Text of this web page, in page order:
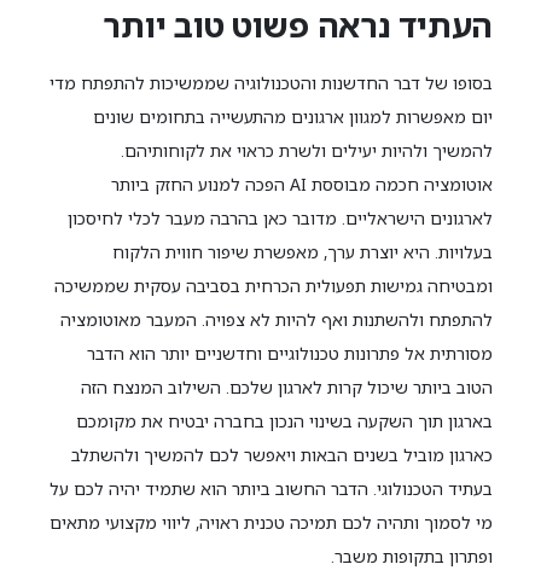
העתיד נראה פשוט טוב יותר
בסופו של דבר החדשנות והטכנולוגיה שממשיכות להתפתח מדי
יום מאפשרות למגוון ארגונים מהתעשייה בתחומים שונים
להמשיך ולהיות יעילים ולשרת כראוי את לקוחותיהם.
אוטומציה חכמה מבוססת AI הפכה למנוע החזק ביותר
לארגונים הישראליים. מדובר כאן בהרבה מעבר לכלי לחיסכון
בעלויות. היא יוצרת ערך, מאפשרת שיפור חווית הלקוח
ומבטיחה גמישות תפעולית הכרחית בסביבה עסקית שממשיכה
להתפתח ולהשתנות ואף להיות לא צפויה. המעבר מאוטומציה
מסורתית אל פתרונות טכנולוגיים וחדשניים יותר הוא הדבר
הטוב ביותר שיכול קרות לארגון שלכם. השילוב המנצח הזה
בארגון תוך השקעה בשינוי הנכון בחברה יבטיח את מקומכם
כארגון מוביל בשנים הבאות ויאפשר לכם להמשיך ולהשתלב
בעתיד הטכנולוגי. הדבר החשוב ביותר הוא שתמיד יהיה לכם על
מי לסמוך ותהיה לכם תמיכה טכנית ראויה, ליווי מקצועי מתאים
ופתרון בתקופות משבר.